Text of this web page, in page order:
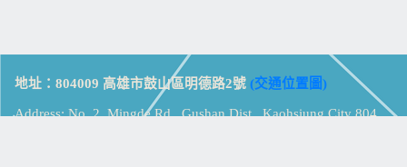
地址：804009 高雄市鼓山區明德路2號 (交通位置圖)
Address: No. 2, Mingde Rd., Gushan Dist., Kaohsiung City 804,